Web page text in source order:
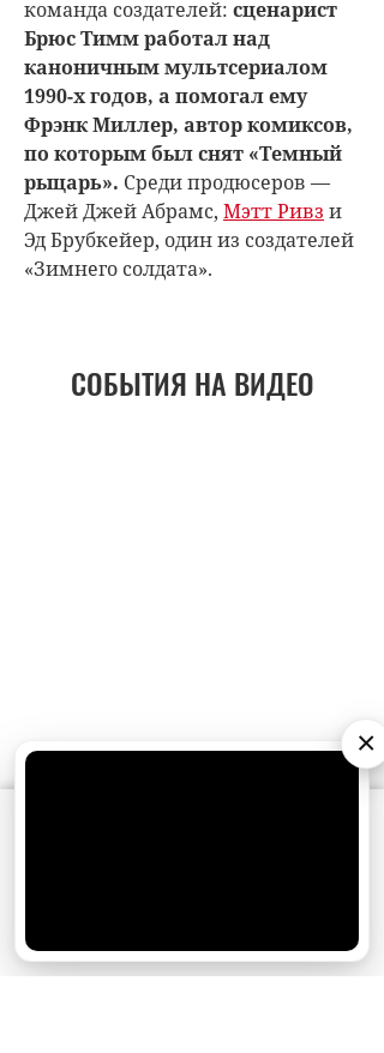
команда создателей: сценарист
Брюс Тимм работал над
каноничным мультсериалом
1990-х годов, а помогал ему
Фрэнк Миллер, автор комиксов,
по которым был снят «Темный
рыцарь». Среди продюсеров —
Джей Джей Абрамс, Мэтт Ривз и
Эд Брубкейер, один из создателей
«Зимнего солдата».
СОБЫТИЯ НА ВИДЕО
×